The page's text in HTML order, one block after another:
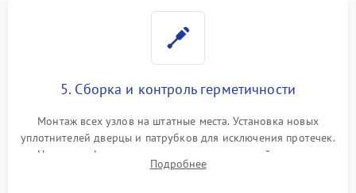
5. Сборка и контроль герметичности
Монтаж всех узлов на штатные места. Установка новых
уплотнителей дверцы и патрубков для исключения протечек.
Надежная фиксация хомутов гидравлической системы,
сборка корпуса и установка датчика поплавка.
Подробнее